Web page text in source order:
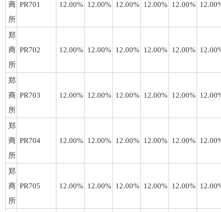
商
所
PR701 12.00% 12.00% 12.00% 12.00% 12.00%
郑
商
所
PR702 12.00% 12.00% 12.00% 12.00% 12.00%
郑
商
所
PR703 12.00% 12.00% 12.00% 12.00% 12.00%
郑
商
所
PR704 12.00% 12.00% 12.00% 12.00% 12.00%
郑
商
所
PR705 12.00% 12.00% 12.00% 12.00% 12.00%